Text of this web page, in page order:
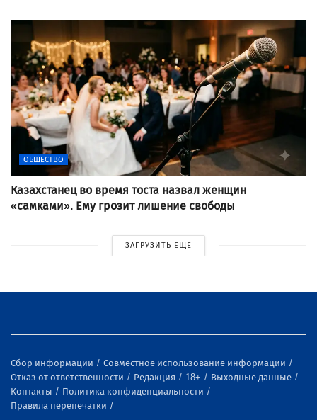
ОБЩЕСТВО
Казахстанец во время тоста назвал женщин
«самками». Ему грозит лишение свободы
ЗАГРУЗИТЬ ЕЩЕ
Сбор информации
Совместное использование информации
Отказ от ответственности
Редакция 18+
Выходные данные
Контакты
Политика конфиденциальности
Правила перепечатки